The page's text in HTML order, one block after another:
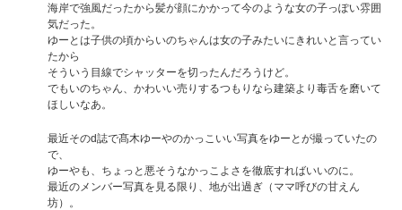
海岸で強風だったから髪が顔にかかって今のような女の子っぽい雰囲
気だった。
ゆーとは子供の頃からいのちゃんは女の子みたいにきれいと言ってい
たから
そういう目線でシャッターを切ったんだろうけど。
でもいのちゃん、かわいい売りするつもりなら建築より毒舌を磨いて
ほしいなあ。
最近そのd誌で髙木ゆーやのかっこいい写真をゆーとが撮っていたの
で、
ゆーやも、ちょっと悪そうなかっこよさを徹底すればいいのに。
最近のメンバー写真を見る限り、地が出過ぎ（ママ呼びの甘えん
坊）。